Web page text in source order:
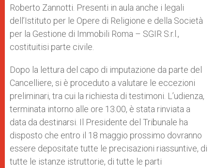
Roberto Zannotti. Presenti in aula anche i legali
dell’Istituto per le Opere di Religione e della Società
per la Gestione di Immobili Roma – SGIR S.r.l.,
costituitisi parte civile.
Dopo la lettura del capo di imputazione da parte del
Cancelliere, si è proceduto a valutare le eccezioni
preliminari, tra cui la richiesta di testimoni. L’udienza,
terminata intorno alle ore 13.00, è stata rinviata a
data da destinarsi. Il Presidente del Tribunale ha
disposto che entro il 18 maggio prossimo dovranno
essere depositate tutte le precisazioni riassuntive, di
tutte le istanze istruttorie, di tutte le parti